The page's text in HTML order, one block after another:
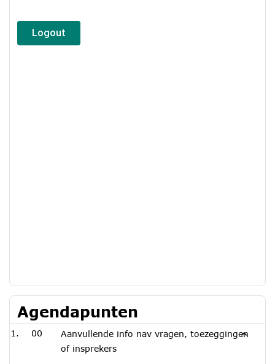
Agendapunten
00
Aanvullende info nav vragen, toezeggingen
of insprekers